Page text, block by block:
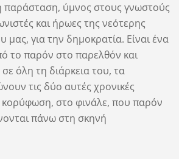
παράσταση, ύμνος στους γνωστούς
και ήρωες της νεότερης
μας, για την δημοκρατία. Είναι ένα
το παρόν στο παρελθόν και
όλη τη διάρκεια του, τα
τις δύο αυτές χρονικές
κορύφωση, στο φινάλε, που παρόν
πάνω στη σκηνή